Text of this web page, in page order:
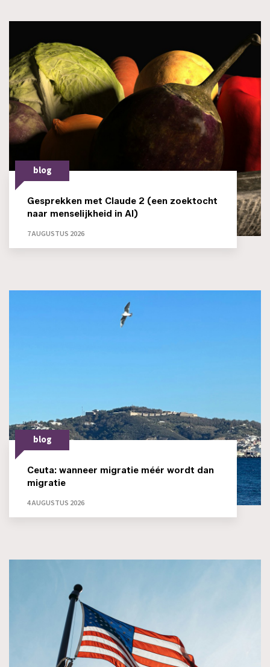
blog
Gesprekken met Claude 2 (een zoektocht
naar menselijkheid in AI)
7 AUGUSTUS 2026
blog
Ceuta: wanneer migratie méér wordt dan
migratie
4 AUGUSTUS 2026